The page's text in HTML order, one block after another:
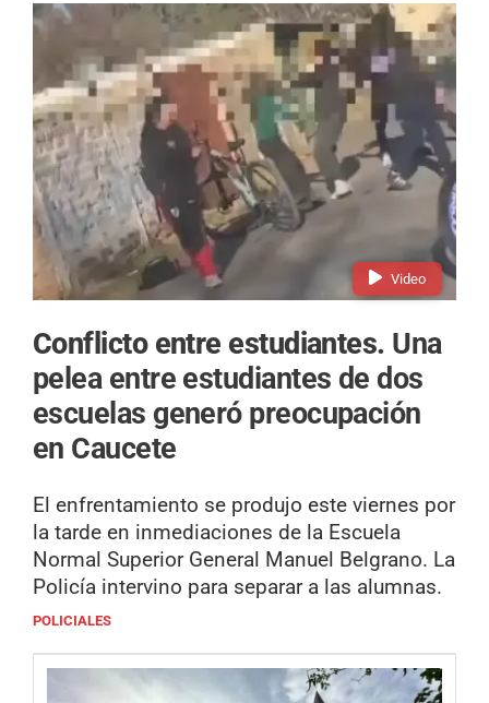
Video
Conflicto entre estudiantes. Una
pelea entre estudiantes de dos
escuelas generó preocupación
en Caucete
El enfrentamiento se produjo este viernes por
la tarde en inmediaciones de la Escuela
Normal Superior General Manuel Belgrano. La
Policía intervino para separar a las alumnas.
POLICIALES